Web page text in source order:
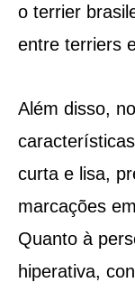
o terrier
entre terriers
Além disso,
curta e lisa,
marcações
Quanto à
hiperativa,